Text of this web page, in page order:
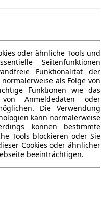
oder ähnliche Tools und
Seitenfunktionen
Funktionalität der
als Folge von
Funktionen wie das
Anmeldedaten oder
Die Verwendung
kann normalerweise
können bestimmte
Tools blockieren oder Sie
Cookies oder ähnlicher
beeinträchtigen.